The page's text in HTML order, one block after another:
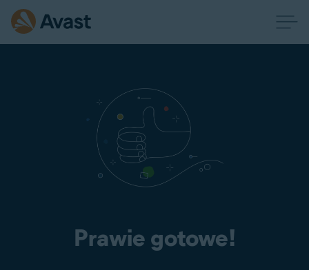
Prawie gotowe!